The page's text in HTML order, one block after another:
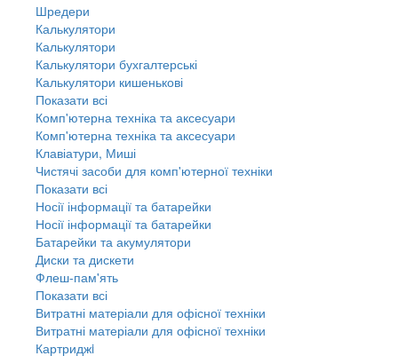
Шредери
Калькулятори
Калькулятори
Калькулятори бухгалтерські
Калькулятори кишенькові
Показати всі
Комп'ютерна техніка та аксесуари
Комп'ютерна техніка та аксесуари
Клавіатури, Миші
Чистячі засоби для комп'ютерної техніки
Показати всі
Носії інформації та батарейки
Носії інформації та батарейки
Батарейки та акумулятори
Диски та дискети
Флеш-пам'ять
Показати всі
Витратні матеріали для офісної техніки
Витратні матеріали для офісної техніки
Картриджi